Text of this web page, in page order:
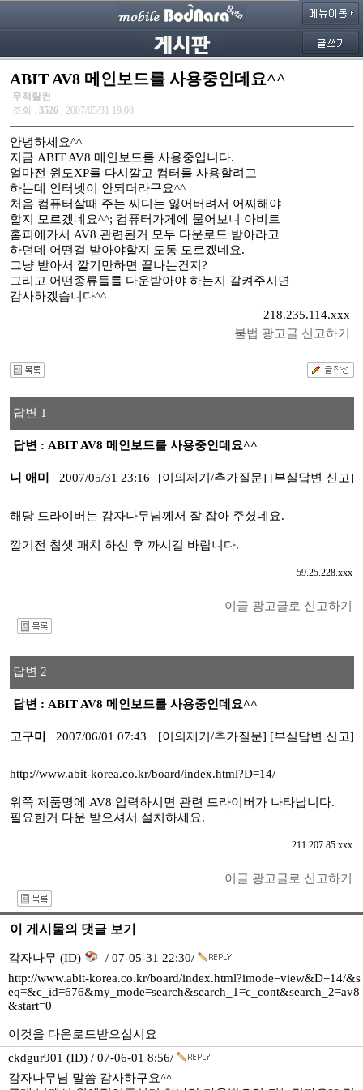
ABIT AV8 메인보드를 사용중인데요^^
무적랄컨
조회 : 3526 , 2007/05/31 19:08
안녕하세요^^
지금 ABIT AV8 메인보드를 사용중입니다.
얼마전 윈도XP를 다시깔고 컴터를 사용할려고
하는데 인터넷이 안되더라구요^^
처음 컴퓨터살때 주는 씨디는 잃어버려서 어찌해야
할지 모르겠네요^^; 컴퓨터가게에 물어보니 아비트
홈피에가서 AV8 관련된거 모두 다운로드 받아라고
하던데 어떤걸 받아야할지 도통 모르겠네요.
그냥 받아서 깔기만하면 끝나는건지?
그리고 어떤종류들를 다운받아야 하는지 갈켜주시면
감사하겠습니다^^
218.235.114.xxx
불법 광고글 신고하기
답변 1
답변 : ABIT AV8 메인보드를 사용중인데요^^
니 애미 2007/05/31 23:16 [이의제기/추가질문] [부실답변 신고]
해당 드라이버는 감자나무님께서 잘 잡아 주셨네요.
깔기전 칩셋 패치 하신 후 까시길 바랍니다.
59.25.228.xxx
이글 광고글로 신고하기
답변 2
답변 : ABIT AV8 메인보드를 사용중인데요^^
고구미 2007/06/01 07:43 [이의제기/추가질문] [부실답변 신고]
http://www.abit-korea.co.kr/board/index.html?D=14/
위쪽 제품명에 AV8 입력하시면 관련 드라이버가 나타납니다.
필요한거 다운 받으셔서 설치하세요.
211.207.85.xxx
이글 광고글로 신고하기
이 게시물의 댓글 보기
감자나무 (ID)
/ 07-05-31 22:30/
http://www.abit-korea.co.kr/board/index.html?imode=view&D=14/&s
eq=&c_id=676&my_mode=search&search_1=c_cont&search_2=av8
&start=0
이것을 다운로드받으십시요
ckdgur901 (ID) / 07-06-01 8:56/
감자나무님 말씀 감사하구요^^